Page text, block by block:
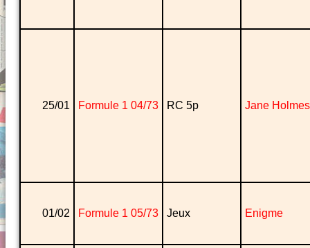
25/01 Formule 1 04/73 RC 5p Jane Holmes
01/02 Formule 1 05/73 Jeux Enigme